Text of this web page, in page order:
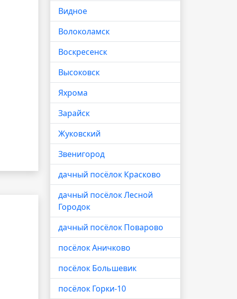
Видное
Волоколамск
Воскресенск
Высоковск
Яхрома
Зарайск
Жуковский
Звенигород
дачный посёлок Красково
дачный посёлок Лесной
Городок
дачный посёлок Поварово
посёлок Аничково
посёлок Большевик
посёлок Горки-10